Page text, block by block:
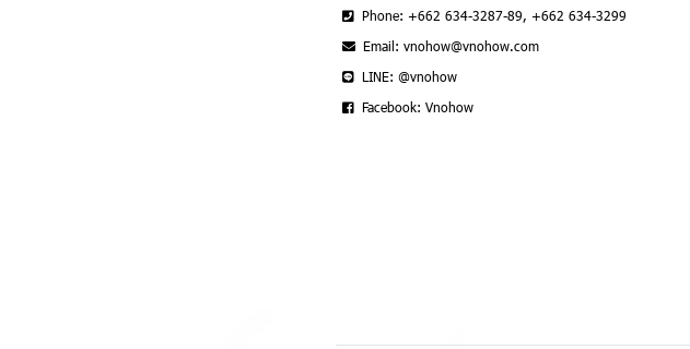
Phone: +662 634-3287-89, +662 634-3299
Email: vnohow@vnohow.com
LINE: @vnohow
Facebook: Vnohow